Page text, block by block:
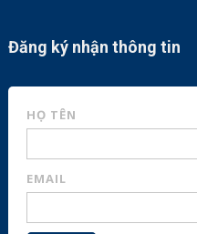
Đăng ký nhận thông tin
HỌ TÊN
EMAIL